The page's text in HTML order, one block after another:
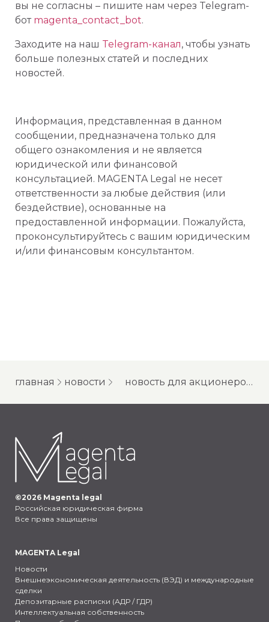
вы не согласны – пишите нам через Telegram-
бот magenta_contact_bot.
Заходите на наш Telegram-канал, чтобы узнать
больше полезных статей и последних
новостей.
Информация, представленная в данном
сообщении, предназначена только для
общего ознакомления и не является
юридической или финансовой
консультацией. MAGENTA Legal не несет
ответственности за любые действия (или
бездействие), основанные на
предоставленной информации. Пожалуйста,
проконсультируйтесь с вашим юридическим
и/или финансовым консультантом.
главная новости новость для акционеров сбера
©2026 Magenta legal
Российская юридическая фирма
Все права защищены
MAGENTA Legal
Новости
Внешнеэкономическая деятельность (ВЭД) и международные
сделки
Депозитарные расписки (АДР / ГДР)
Интеллектуальная собственность